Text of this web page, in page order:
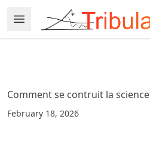
to
article
to
content
Open Menu
Made with MyST
Comment se contruit la science
February 18, 2026